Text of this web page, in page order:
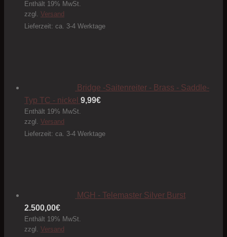
Optionen
können
Enthält 19% MwSt.
zzgl. Versand
Lieferzeit: ca. 3-4 Werktage
Bridge -Saitenreiter - Brass - Saddle-
Typ TC - nickel 9,99€
Enthält 19% MwSt.
zzgl. Versand
Lieferzeit: ca. 3-4 Werktage
MGH - Telemaster Silver Burst
2.500,00€
Enthält 19% MwSt.
zzgl. Versand